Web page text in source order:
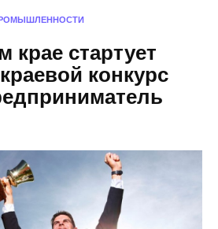
крае стартует
конкурс